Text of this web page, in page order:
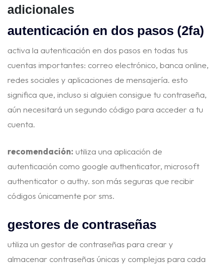
adicionales
autenticación en dos pasos (2fa)
activa la autenticación en dos pasos en todas tus
cuentas importantes: correo electrónico, banca online,
redes sociales y aplicaciones de mensajería. esto
significa que, incluso si alguien consigue tu contraseña,
aún necesitará un segundo código para acceder a tu
cuenta.
recomendación: utiliza una aplicación de
autenticación como google authenticator, microsoft
authenticator o authy. son más seguras que recibir
códigos únicamente por sms.
gestores de contraseñas
utiliza un gestor de contraseñas para crear y
almacenar contraseñas únicas y complejas para cada